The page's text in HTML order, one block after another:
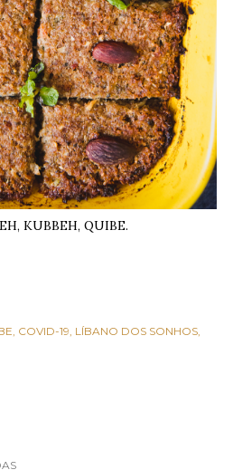
KUBBEH, QUIBE.
COVID-19 LÍBANO DOS SONHOS